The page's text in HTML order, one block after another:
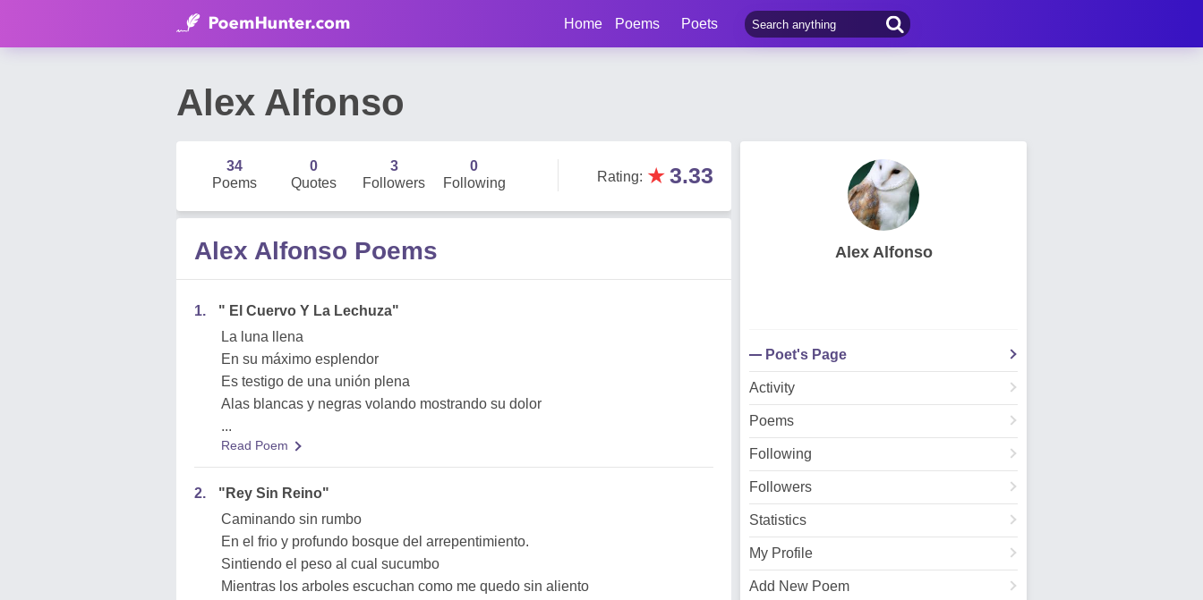
Home Poems Poets
Alex Alfonso
34
Poems
0
Quotes
3
Followers
0
Following
Rating: ★3.33
Alex Alfonso Poems
1.
" El Cuervo Y La Lechuza"
La luna llena
En su máximo esplendor
Es testigo de una unión plena
Alas blancas y negras volando mostrando su dolor
...
Read Poem
2.
"Rey Sin Reino"
Caminando sin rumbo
En el frio y profundo bosque del arrepentimiento.
Sintiendo el peso al cual sucumbo
Mientras los arboles escuchan como me quedo sin aliento
Alex Alfonso
Poet's Page
Activity
Poems
Following
Followers
Statistics
My Profile
Add New Poem